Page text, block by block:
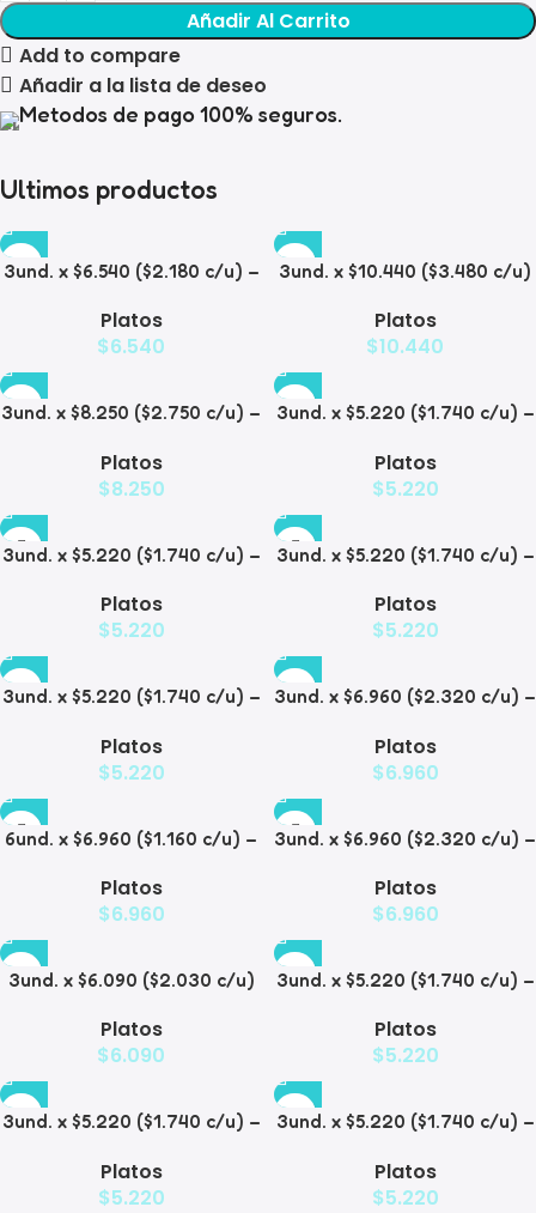
Añadir Al Carrito
Add to compare
Añadir a la lista de deseo
Metodos de pago 100% seguros.
Ultimos productos
3und. x $6.540 ($2.180 c/u) –
Mascotas con Diseño
Decorativo
Platos
$6.540
3und. x $10.440 ($3.480 c/u)
Mascotas con Bowl de Acero
Platos
$10.440
3und. x $8.250 ($2.750 c/u) –
Mascotas con Diseño de
Gatos
Platos
$8.250
3und. x $5.220 ($1.740 c/u) –
Mascotas Texturizado
Platos
$5.220
3und. x $5.220 ($1.740 c/u) –
Mascotas Diseño Pastel
Platos
$5.220
3und. x $5.220 ($1.740 c/u) –
Mascotas con Diseños
Estampados
Platos
$5.220
3und. x $5.220 ($1.740 c/u) –
Mascotas con Diseño
Platos
$5.220
3und. x $6.960 ($2.320 c/u) –
Mascotas con Patitas
Platos
$6.960
6und. x $6.960 ($1.160 c/u) –
Mascotas
Platos
$6.960
3und. x $6.960 ($2.320 c/u) –
Pollito
Platos
$6.960
3und. x $6.090 ($2.030 c/u)
Platos
$6.090
3und. x $5.220 ($1.740 c/u) –
Platos
$5.220
3und. x $5.220 ($1.740 c/u) –
Platos
$5.220
3und. x $5.220 ($1.740 c/u) –
Platos
$5.220